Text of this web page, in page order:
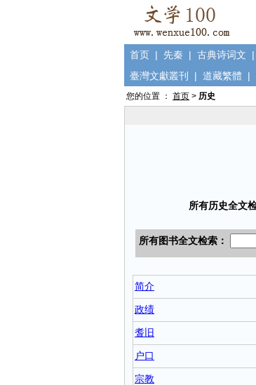
首页 | 先秦 | 古典诗词文 |
臺灣文獻叢刊
| 道藏繁體 |
您的位置 ： 首页 > 历史
简介
政绩
耆旧
户口
宗教